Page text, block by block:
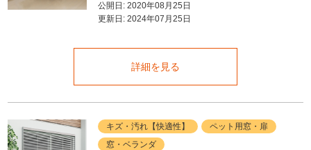
公開日: 2020年08月25日
更新日: 2024年07月25日
詳細を見る
キズ・汚れ【快適性】
ペット用窓・扉
窓・ベランダ